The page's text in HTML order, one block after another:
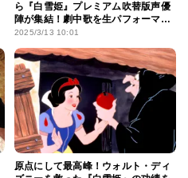
ら『白雪姫』プレミアム吹替版声優
陣が集結！劇中歌を生パフォーマン
スで披露
2025/3/13 10:01
原点にして最高峰！ウォルト・ディ